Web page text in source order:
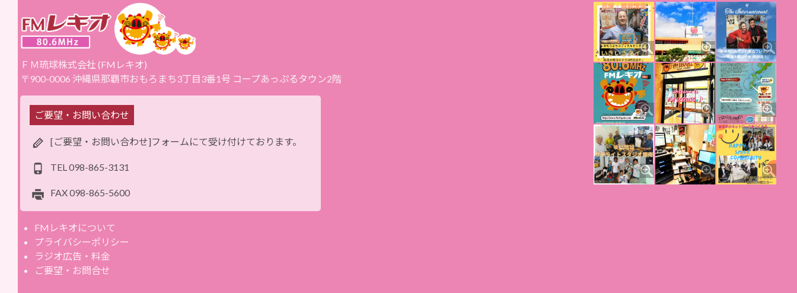
ＦＭ琉球株式会社 (FMレキオ)
〒900-0006 沖縄県那覇市おもろまち3丁目3番1号 コープあっぷるタウン2階
ご要望・お問い合わせ
[ご要望・お問い合わせ]フォームにて受け付けております。
TEL 098-865-3131
FAX098-865-5600
FMレキオについて
プライバシーポリシー
ラジオ広告・料金
ご要望・お問合せ